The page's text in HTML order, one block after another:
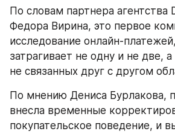
По словам партнера агентства
Федора Вирина, это первое
исследование онлайн-
затрагивает не одну и не две,
не связанных друг с другом
По мнению Дениса Бурлакова,
внесла временные
покупательское поведение, и